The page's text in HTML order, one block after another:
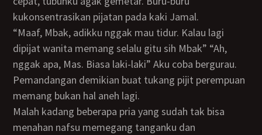
kukonsentrasikan pijatan pada kaki Jamal.
“Maaf, Mbak, adikku nggak mau tidur. Kalau lagi
dipijat wanita memang selalu gitu sih Mbak” “Ah,
nggak apa, Mas. Biasa laki-laki” Aku coba bergurau.
Pemandangan demikian buat tukang pijit perempuan
memang bukan hal aneh lagi.
Malah kadang beberapa pria yang sudah tak bisa
menahan nafsu memegang tanganku dan